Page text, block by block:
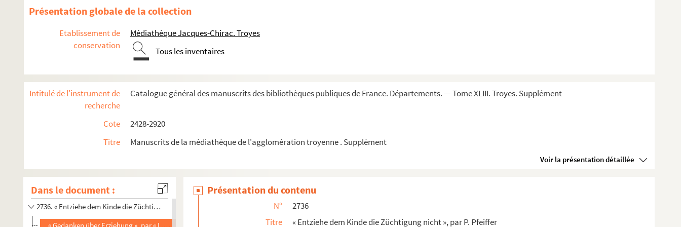
Présentation globale de la collection
Etablissement de
conservation
Médiathèque Jacques-Chirac. Troyes
Tous les inventaires
Intitulé de l'instrument de
recherche
Catalogue général des manuscrits des bibliothèques publiques de France. Départements. — Tome XLIII. Troyes. Supplément
Cote
2428-2920
Titre
Manuscrits de la médiathèque de l'agglomération troyenne . Supplément
Voir la présentation détaillée
Dans le document :
2724. Vie du bienheureux Thomas a Kempis, traduite de l'allemand par M
2725. Recueil de plans : « Extrait du plan terrier de Saint-Mesmin »
2726. « Tiltres et enseignemens concernant ung gangnaige apartenant à Michel de Fulligneiz, dict de Fay, e...
2728. « Relevé des naissances, mariages, morts, etc., des artistes ou ouvriers de Troyes, depuis la fin du...
2729. Recueil de pièces concernant l'histoire de Troyes et de la Champagne méridionale
2731. A Corinthe, comédie-idylle en deux actes et quatre tableaux, par Alphonse Baudouin
2732. L'agneau d'Émilie, nouvelle, par Alphonse Baudouin
2734. Traité de géographie historique
2735. Recueil de pièces concernant l'abbaye de Saint-Loup de Troyes et ses dépendances
2736. « Entziehe dem Kinde die Züchtigung nicht », par P. Pfeiffer
Présentation du contenu
N°
2736
Titre
« Entziehe dem Kinde die Züchtigung nicht », par P. Pfeiffer